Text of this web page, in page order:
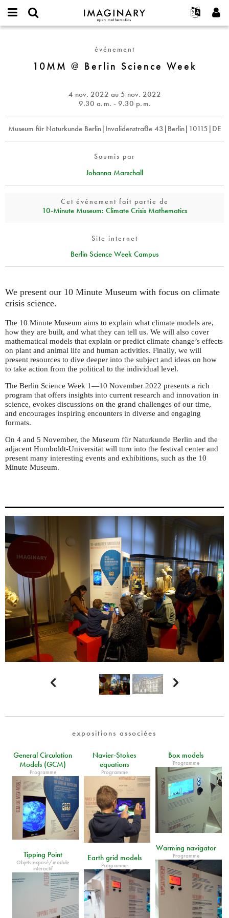
IMAGINARY
open
Français
Deutsch
Español
Programmes
Galeries
Films
Textes
Expositions
Projets
Participer
username
Créer un nouveau compte
Demander un nouveau mot de passe
Berlin
événement
10MM @ Berlin Science Week
4 nov. 2022 au 5 nov. 2022
9.30 a. m. - 9.30 p. m.
Museum für Naturkunde Berlin|Invalidenstraße 43|Berlin|10115|DE
Soumis par
Johanna Marschall
Cet événement fait partie de
10‑Minute Museum: Climate Crisis Mathematics
Site internet
Berlin Science Week Campus
We present our 10 Minute Museum with focus on climate
crisis science.
The 10 Minute Museum aims to explain what climate models are,
how they are built, and what they can tell us. We will also cover
mathematical models that explain or predict climate change’s effects
on plant and animal life and human activities. Finally, we will
present resources to dive deeper into the subject and ideas on how
to take action from the political to the individual level.
The Berlin Science Week 1—10 November 2022 presents a rich
program that offers insights into current research and innovation in
science, evokes discussions on the grand challenges of our time,
and encourages inspiring encounters in diverse and engaging
formats.
On 4 and 5 November, the Museum für Naturkunde Berlin and the
adjacent Humboldt-Universität will turn into the festival center and
present many interesting events and exhibitions, such as the 10
Minute Museum.
 
expositions associées
General Circulation
Models (GCM)
Programme
Navier-Stokes
equations
Programme
Box models
Programme
Warming navigator
Programme
Tipping Point
Objets exposé/module
interactif
Earth grid models
Programme